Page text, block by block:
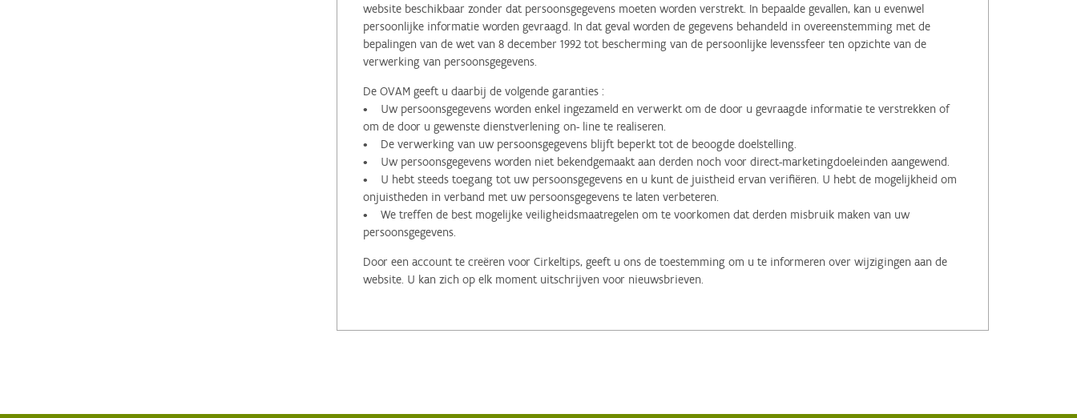
website beschikbaar zonder dat persoonsgegevens moeten worden verstrekt. In bepaalde gevallen, kan u evenwel
persoonlijke informatie worden gevraagd. In dat geval worden de gegevens behandeld in overeenstemming met de
bepalingen van de wet van 8 december 1992 tot bescherming van de persoonlijke levenssfeer ten opzichte van de
verwerking van persoonsgegevens.
De OVAM geeft u daarbij de volgende garanties :
• Uw persoonsgegevens worden enkel ingezameld en verwerkt om de door u gevraagde informatie te verstrekken of
om de door u gewenste dienstverlening on- line te realiseren.
• De verwerking van uw persoonsgegevens blijft beperkt tot de beoogde doelstelling.
• Uw persoonsgegevens worden niet bekendgemaakt aan derden noch voor direct-marketingdoeleinden aangewend.
• U hebt steeds toegang tot uw persoonsgegevens en u kunt de juistheid ervan verifiëren. U hebt de mogelijkheid om
onjuistheden in verband met uw persoonsgegevens te laten verbeteren.
• We treffen de best mogelijke veiligheidsmaatregelen om te voorkomen dat derden misbruik maken van uw
persoonsgegevens.
Door een account te creëren voor Cirkeltips, geeft u ons de toestemming om u te informeren over wijzigingen aan de
website. U kan zich op elk moment uitschrijven voor nieuwsbrieven.